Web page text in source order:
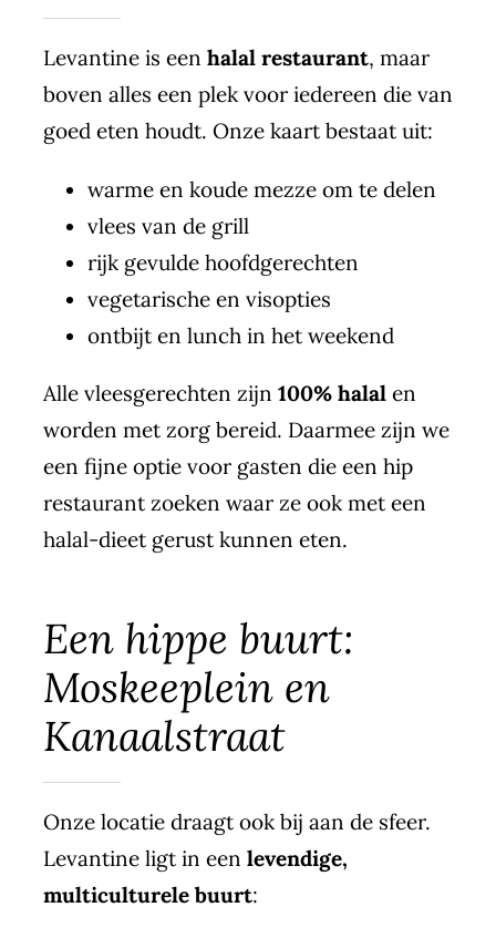
Levantine is een halal restaurant, maar
boven alles een plek voor iedereen die van
goed eten houdt. Onze kaart bestaat uit:
warme en koude mezze om te delen
vlees van de grill
rijk gevulde hoofdgerechten
vegetarische en visopties
ontbijt en lunch in het weekend
Alle vleesgerechten zijn 100% halalen
worden met zorg bereid. Daarmee zijn we
een fijne optie voor gasten die een hip
restaurant zoeken waar ze ook met een
halal-dieet gerust kunnen eten.
Een hippe buurt:
Moskeeplein en
Kanaalstraat
Onze locatie draagt ook bij aan de sfeer.
Levantine ligt in een levendige,
multiculturele buurt: